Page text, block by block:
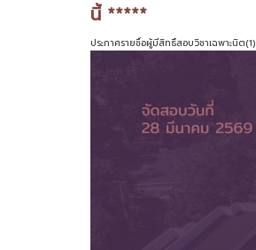
นี้ *****
ประกาศรายชื่อผู้มีสิทธิ์สอบวิชาเฉพาะนิต(1)